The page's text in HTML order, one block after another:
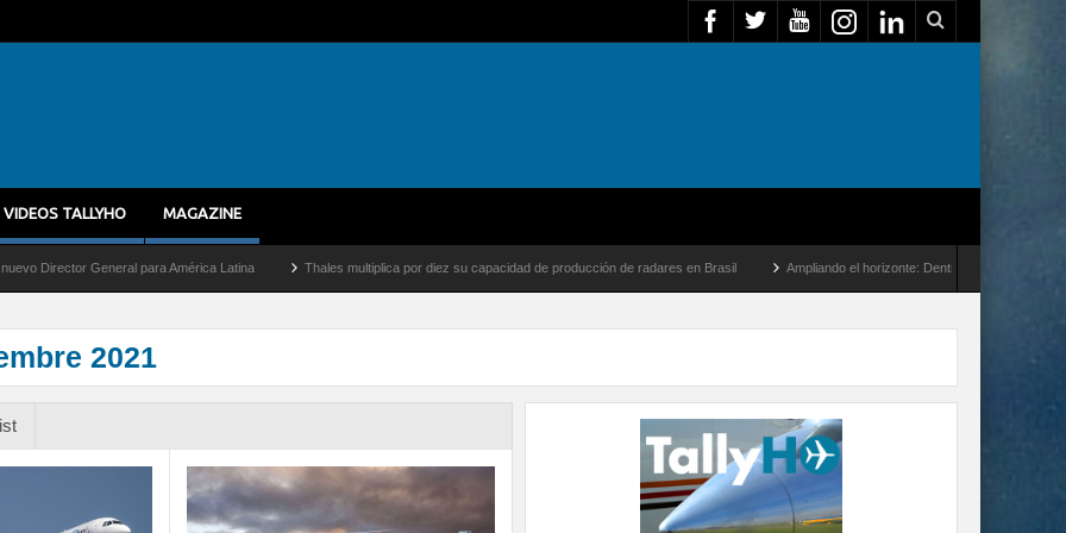
VIDEOS TALLYHO MAGAZINE
para América Latina Thales multiplica por diez su capacidad de producción de radares en Brasil Ampliando el horizonte: Dentro del vuelo de desarrollo más
2021